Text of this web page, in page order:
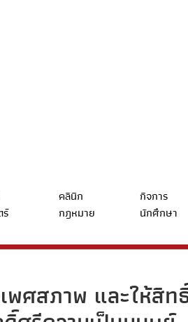
คลินิก
กฎหมาย
กิจการ
นักศึกษา
ศสภาพ และให้สิท